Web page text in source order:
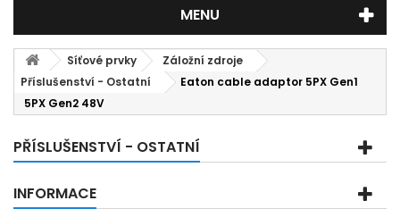
MENU
Síťové prvky
Záložní zdroje
Příslušenství - Ostatní
Eaton cable adaptor 5PX Gen1
5PX Gen2 48V
PŘÍSLUŠENSTVÍ - OSTATNÍ
INFORMACE